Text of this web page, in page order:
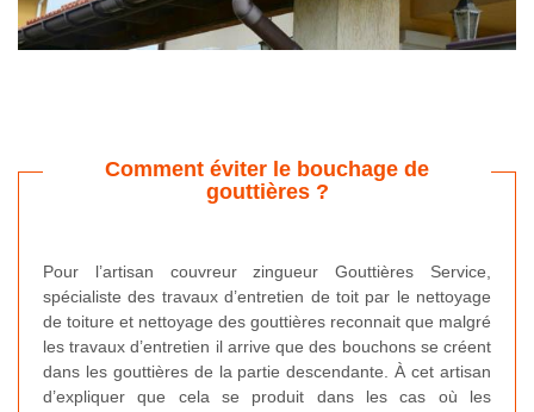
Comment éviter le bouchage de
gouttières ?
Pour l’artisan couvreur zingueur Gouttières Service,
spécialiste des travaux d’entretien de toit par le nettoyage
de toiture et nettoyage des gouttières reconnait que malgré
les travaux d’entretien il arrive que des bouchons se créent
dans les gouttières de la partie descendante. À cet artisan
d’expliquer que cela se produit dans les cas où les